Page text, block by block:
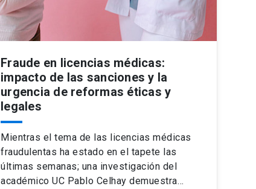
Fraude en licencias médicas:
impacto de las sanciones y la
urgencia de reformas éticas y
legales
Mientras el tema de las licencias médicas
fraudulentas ha estado en el tapete las
últimas semanas; una investigación del
académico UC Pablo Celhay demuestra…